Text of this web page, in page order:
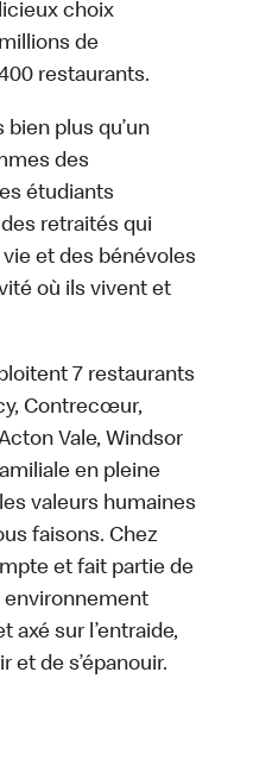
choix
de
restaurants.
plus qu’un
des
étudiants
retraités qui
et des bénévoles
où ils vivent et
7 restaurants
Contrecœur,
Vale, Windsor
en pleine
valeurs humaines
faisons. Chez
et fait partie de
environnement
axé sur l’entraide,
et de s’épanouir.